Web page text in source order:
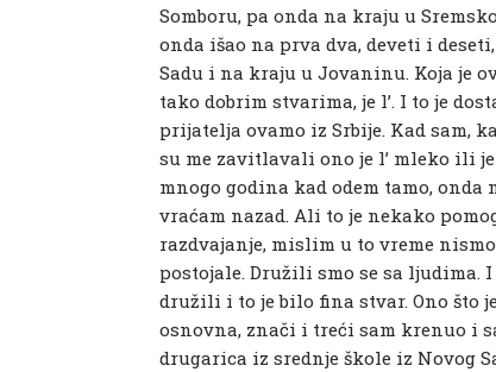
Somboru, pa onda na kraju u
onda išao na prva dva, deveti i
Sadu i na kraju u Jovaninu. Koja je
tako dobrim stvarima, je l’. I to je
prijatelja ovamo iz Srbije. Kad sam,
su me zavitlavali ono je l’ mleko ili
mnogo godina kad odem tamo, onda
vraćam nazad. Ali to je nekako
razdvajanje, mislim u to vreme
postojale. Družili smo se sa ljudima.
družili i to je bilo fina stvar. Ono što
osnovna, znači i treći sam krenuo i
drugarica iz srednje škole iz Novog